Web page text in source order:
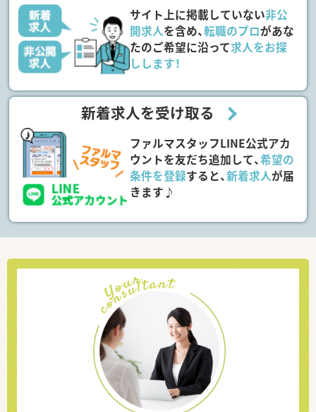
サイト上に掲載していない非公
開求人を含め、転職のプロがあな
たのご希望に沿って求人をお探
しします！
新着求人を受け取る
ファルマスタッフLINE公式アカ
ウントを友だち追加して、希望の
条件を登録すると、新着求人が届
きます♪